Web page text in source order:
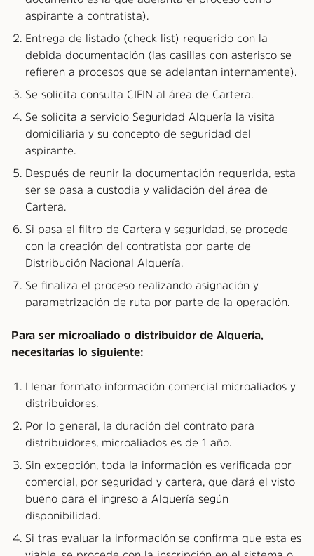
aspirante a contratista).
Entrega de listado (check list) requerido con la
debida documentación (las casillas con asterisco se
refieren a procesos que se adelantan internamente).
Se solicita consulta CIFIN al área de Cartera.
Se solicita a servicio Seguridad Alquería la visita
domiciliaria y su concepto de seguridad del
aspirante.
Después de reunir la documentación requerida, esta
ser se pasa a custodia y validación del área de
Cartera.
Si pasa el filtro de Cartera y seguridad, se procede
con la creación del contratista por parte de
Distribución Nacional Alquería.
Se finaliza el proceso realizando asignación y
parametrización de ruta por parte de la operación.
Para ser microaliado o distribuidor de Alquería,
necesitarías lo siguiente:
Llenar formato información comercial microaliados y
distribuidores.
Por lo general, la duración del contrato para
distribuidores, microaliados es de 1 año.
Sin excepción, toda la información es verificada por
comercial, por seguridad y cartera, que dará el visto
bueno para el ingreso a Alquería según
disponibilidad.
Si tras evaluar la información se confirma que esta es